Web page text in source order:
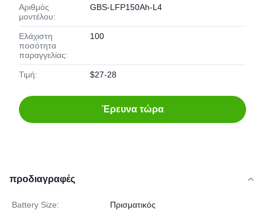
Αριθμός
μοντέλου:
GBS-LFP150Ah-L4
Ελάχιστη
ποσότητα
παραγγελίας:
100
Τιμή: $27-28
Έρευνα τώρα
προδιαγραφές
Battery Size: Πρισματικός